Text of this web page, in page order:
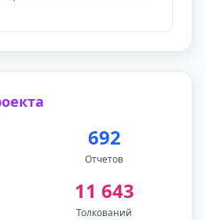
692
Отчетов
11 643
Толкований